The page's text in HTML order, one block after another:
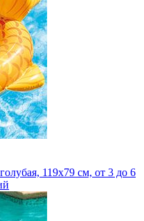
119х79 см, от 3 до 6